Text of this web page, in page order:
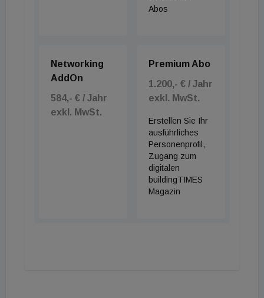
Abos
Networking
AddOn
584,- € / Jahr
exkl. MwSt.
Premium Abo
1.200,- € / Jahr
exkl. MwSt.
Erstellen Sie Ihr
ausführliches
Personenprofil,
Zugang zum
digitalen
buildingTIMES
Magazin